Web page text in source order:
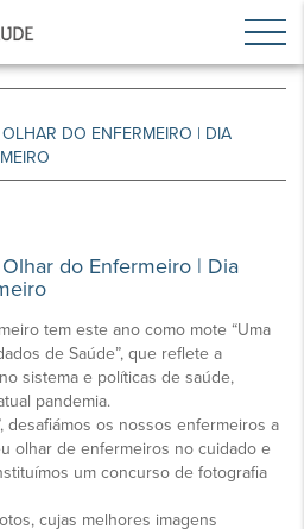
DO ENFERMEIRO | DIA
do Enfermeiro | Dia
tem este ano como mote “Uma
de Saúde”, que reflete a
sistema e políticas de saúde,
pandemia.
desafiámos os nossos enfermeiros a
olhar de enfermeiros no cuidado e
um concurso de fotografia
cujas melhores imagens